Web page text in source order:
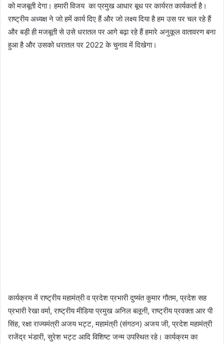
को मजबूती देगा। हमारी विजय का प्रमुख आधार बूथ पर कार्यरत कार्यकर्ता है।
राष्ट्रीय अध्यक्ष ने जो हमें कार्य दिए हैं और जो लक्ष्य दिया है हम उस पर चल रहे हैं
और बड़ी ही मजबूती से उसे धरातल पर आगे बढ़ा रहे हैं हमारे अनुकूल वातावरण बना
हुआ है और उसको धरातल पर 2022 के चुनाव में दिखेगा।
कार्यक्रम में राष्ट्रीय महामंत्री व प्रदेश प्रभारी दुष्यंत कुमार गौतम, प्रदेश सह
प्रभारी रेखा वर्मा, राष्ट्रीय मीडिया प्रमुख अनिल बलूनी, राष्ट्रीय प्रवक्ता आर पी
सिंह, रक्षा राज्यमंत्री अजय भट्ट, महामंत्री (संगठन) अजय जी, प्रदेश महामंत्री
राजेंद्र भंडारी, सुरेश भट्ट आदि विशिष्ट जन्म उपस्थित रहे। कार्यक्रम का